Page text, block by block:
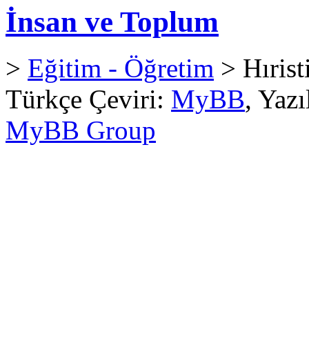
İnsan ve Toplum
> Eğitim - Öğretim >
Türkçe Çeviri: MyBB,
MyBB Group